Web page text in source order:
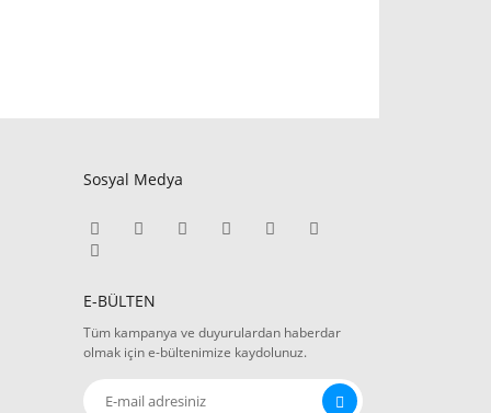
Sosyal Medya
E-BÜLTEN
Tüm kampanya ve duyurulardan haberdar
olmak için e-bültenimize kaydolunuz.